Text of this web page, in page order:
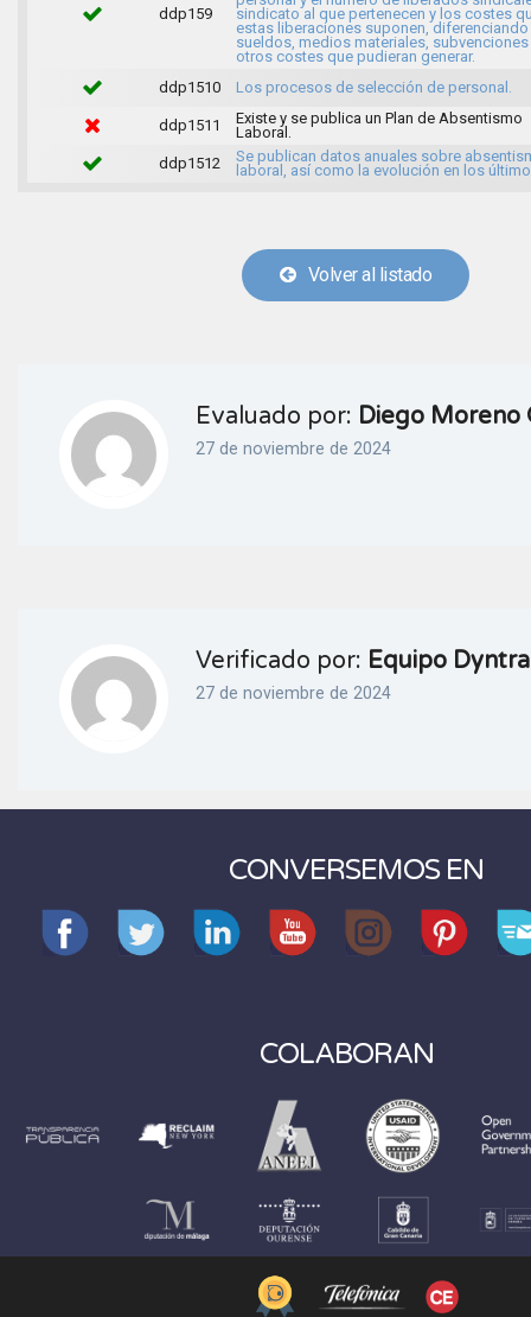
ddp159
sindicato al que pertenecen y los costes
estas liberaciones suponen, diferenciando
sueldos, medios materiales, subvenciones
otros costes que pudieran generar.
ddp1510
Los procesos de selección de personal.
ddp1511
Existe y se publica un Plan de Absentismo
Laboral.
ddp1512
Se publican datos anuales sobre
laboral, así como la evolución en los
Volver al listado
Evaluado por: Diego Moreno
27 de noviembre de 2024
Verificado por: Equipo Dyntra
27 de noviembre de 2024
CONVERSEMOS EN
COLABORAN